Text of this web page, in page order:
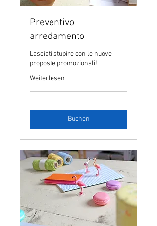
Preventivo
arredamento
Lasciati stupire con le nuove
proposte promozionali!
Weiterlesen
Buchen